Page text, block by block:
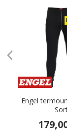
Engel